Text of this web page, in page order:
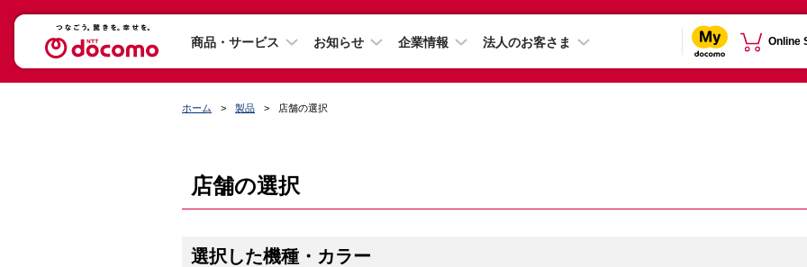
商品・サービス お知らせ 企業情報 法人のお客さま Online
ホーム 製品 店舗の選択
店舗の選択
選択した機種・カラー